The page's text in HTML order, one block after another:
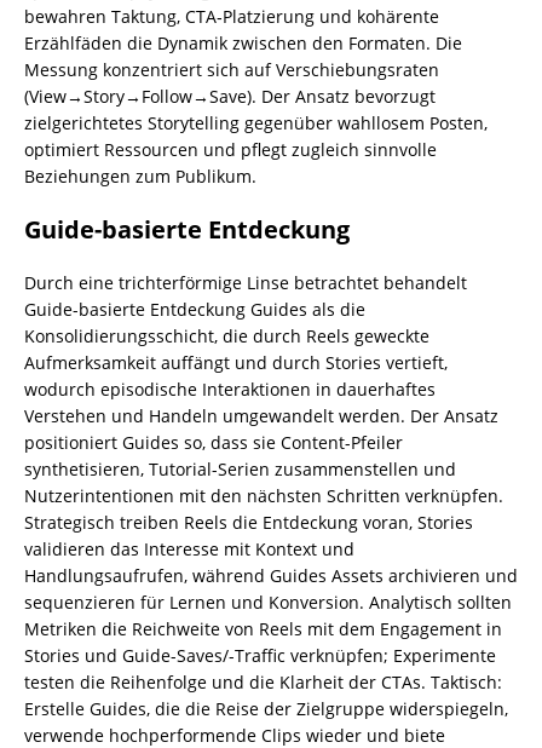
bewahren Taktung, CTA‑Platzierung und kohärente
Erzählfäden die Dynamik zwischen den Formaten. Die
Messung konzentriert sich auf Verschiebungsraten
(View→Story→Follow→Save). Der Ansatz bevorzugt
zielgerichtetes Storytelling gegenüber wahllosem Posten,
optimiert Ressourcen und pflegt zugleich sinnvolle
Beziehungen zum Publikum.
Guide-basierte Entdeckung
Durch eine trichterförmige Linse betrachtet behandelt
Guide-basierte Entdeckung Guides als die
Konsolidierungsschicht, die durch Reels geweckte
Aufmerksamkeit auffängt und durch Stories vertieft,
wodurch episodische Interaktionen in dauerhaftes
Verstehen und Handeln umgewandelt werden. Der Ansatz
positioniert Guides so, dass sie Content-Pfeiler
synthetisieren, Tutorial-Serien zusammenstellen und
Nutzerintentionen mit den nächsten Schritten verknüpfen.
Strategisch treiben Reels die Entdeckung voran, Stories
validieren das Interesse mit Kontext und
Handlungsaufrufen, während Guides Assets archivieren und
sequenzieren für Lernen und Konversion. Analytisch sollten
Metriken die Reichweite von Reels mit dem Engagement in
Stories und Guide-Saves/-Traffic verknüpfen; Experimente
testen die Reihenfolge und die Klarheit der CTAs. Taktisch:
Erstelle Guides, die die Reise der Zielgruppe widerspiegeln,
verwende hochperformende Clips wieder und biete